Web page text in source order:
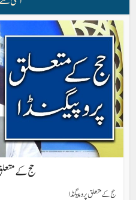
حج کے
حج کے متعلق پروپیگنڈا